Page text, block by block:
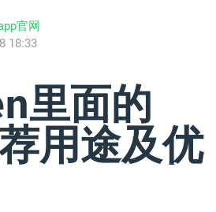
官网
18:33
里面的
用途及优